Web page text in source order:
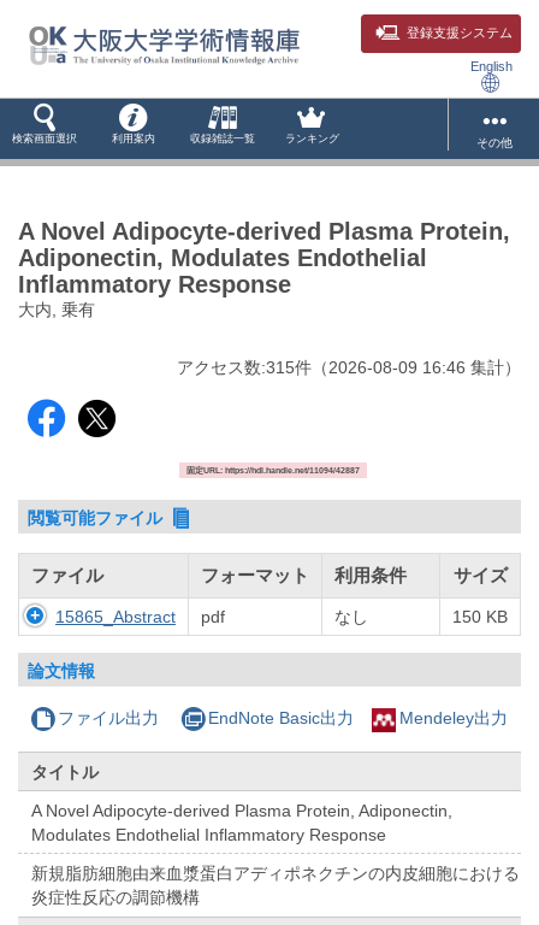
登録支援システム
English
検索画面選択 利用案内 収録雑誌一覧 ランキング その他
A Novel Adipocyte-derived Plasma Protein,
Adiponectin, Modulates Endothelial
Inflammatory Response
大内, 乗有
アクセス数:315件 （2026-08-09 16:46 集計）
固定URL: https://hdl.handle.net/11094/42887
閲覧可能ファイル
ファイル フォーマット 利用条件 サイズ
15865_Abstract pdf なし 150 KB
論文情報
ファイル出力 EndNote Basic出力 Mendeley出力
タイトル
A Novel Adipocyte-derived Plasma Protein, Adiponectin,
Modulates Endothelial Inflammatory Response
新規脂肪細胞由来血漿蛋白アディポネクチンの内皮細胞における
炎症性反応の調節機構